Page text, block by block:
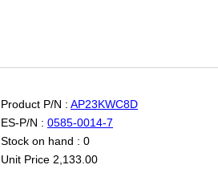
Product P/N : AP23KWC8D
ES-P/N : 0585-0014-7
Stock on hand : 0
Unit Price 2,133.00